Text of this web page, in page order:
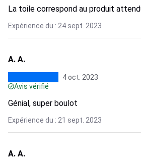
La toile correspond au produit
Expérience du : 24 sept. 2023
A. A.
4 oct. 2023
Avis vérifié
Génial, super boulot
Expérience du : 21 sept. 2023
A. A.